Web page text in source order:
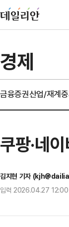
경제
금융증권산업/재계
쿠팡·네
김지현 기자
입력 2026.04.27